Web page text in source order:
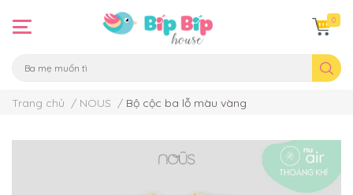
0
Trang chủ / NOUS / Bộ cộc ba lỗ màu vàng